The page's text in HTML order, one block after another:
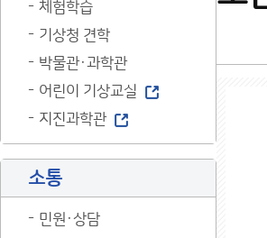
체험학습
기상청 견학
박물관·과학관
어린이 기상교실
지진과학관
소통
민원·상담